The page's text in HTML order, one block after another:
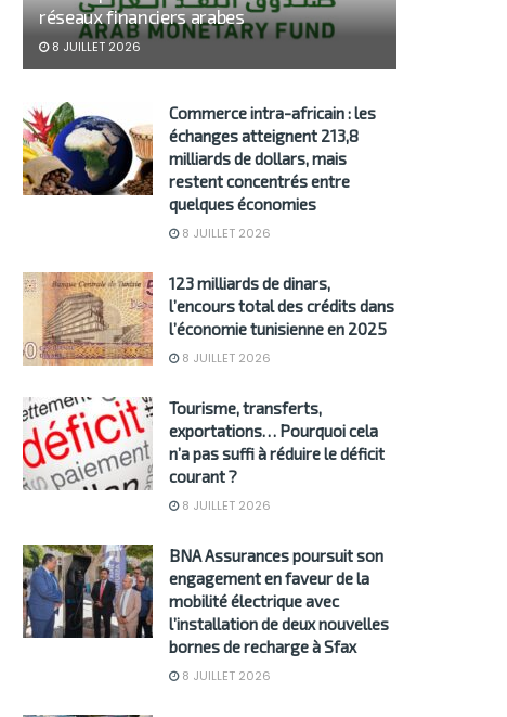
réseaux financiers arabes
8 JUILLET 2026
Commerce intra-africain : les
échanges atteignent 213,8
milliards de dollars, mais
restent concentrés entre
quelques économies
8 JUILLET 2026
123 milliards de dinars,
l’encours total des crédits dans
l’économie tunisienne en 2025
8 JUILLET 2026
Tourisme, transferts,
exportations… Pourquoi cela
n’a pas suffi à réduire le déficit
courant ?
8 JUILLET 2026
BNA Assurances poursuit son
engagement en faveur de la
mobilité électrique avec
l’installation de deux nouvelles
bornes de recharge à Sfax
8 JUILLET 2026